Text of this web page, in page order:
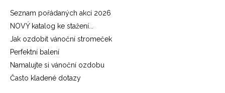
Seznam pořádaných akcí 2026
NOVÝ katalog ke stažení...
Jak ozdobit vánoční stromeček
Perfektní balení
Namalujte si vánoční ozdobu
Často kladené dotazy